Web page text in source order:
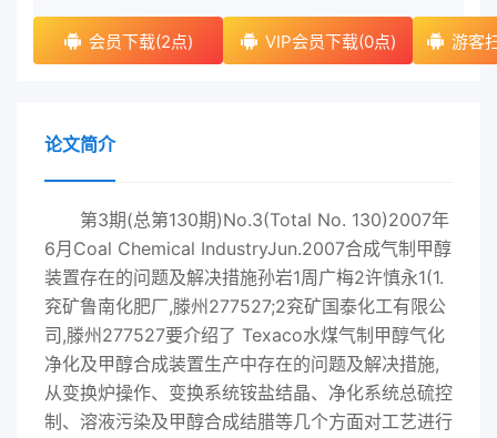
会员下载(2点) VIP会员下载(0点) 游客
论文简介
第3期(总第130期)No.3(Total No. 130)2007年
6月Coal Chemical IndustryJun.2007合成气制甲醇
装置存在的问题及解决措施孙岩1周广梅2许慎永1(1.
兖矿鲁南化肥厂,滕州277527;2兖矿国泰化工有限公
司,滕州277527要介绍了 Texaco水煤气制甲醇气化
净化及甲醇合成装置生产中存在的问题及解决措施,
从变换炉操作、变换系统铵盐结晶、净化系统总硫控
制、溶液污染及甲醇合成结腊等几个方面对工艺进行